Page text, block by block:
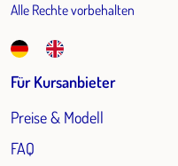
Alle Rechte vorbehalten
Für Kursanbieter
Preise & Modell
FAQ